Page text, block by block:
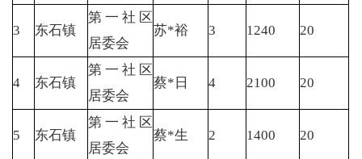
3 东石镇
第一社区
居委会
苏*裕 3 1240 20
4 东石镇
第一社区
居委会
蔡*日 4 2100 20
5 东石镇
第一社区
居委会
蔡*生 2 1400 20